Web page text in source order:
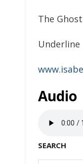
The
Underline
Audio
SEARCH